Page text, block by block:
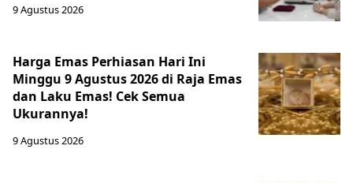
9 Agustus 2026
Harga Emas Perhiasan Hari Ini
Minggu 9 Agustus 2026 di Raja Emas
dan Laku Emas! Cek Semua
Ukurannya!
9 Agustus 2026